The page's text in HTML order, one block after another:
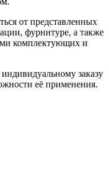
от представленных
фурнитуре, а также
комплектующих и
заказу
её применения.